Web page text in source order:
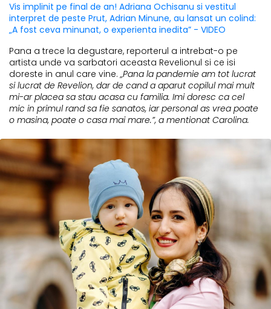
Vis implinit pe final de an! Adriana Ochisanu si vestitul
interpret de peste Prut, Adrian Minune, au lansat un colind:
„A fost ceva minunat, o experienta inedita” - VIDEO
Pana a trece la degustare, reporterul a intrebat-o pe
artista unde va sarbatori aceasta Revelionul si ce isi
doreste in anul care vine.„Pana la pandemie am tot lucrat
si lucrat de Revelion, dar de cand a aparut copilul mai mult
mi-ar placea sa stau acasa cu familia. Imi doresc ca cel
mic in primul rand sa fie sanatos, iar personal as vrea poate
o masina, poate o casa mai mare.”, a mentionat Carolina.